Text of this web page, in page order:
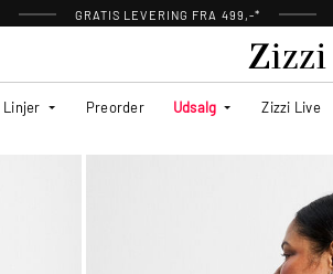
GRATIS LEVERING FRA 499,-*
Linjer Preorder Udsalg Zizzi Live